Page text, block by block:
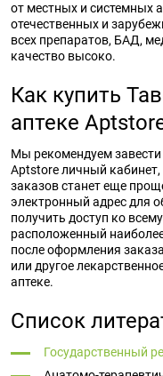
от местных и системных
отечественных и
всех препаратов, БАД,
качество высоко.
Как купить
аптеке
Мы рекомендуем
Aptstore личный
заказов станет еще
электронный адрес для
получить доступ ко
расположенный
после оформления
или другое
аптеке.
Список
Государственный